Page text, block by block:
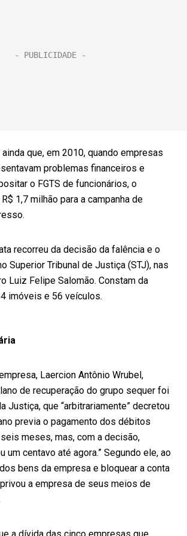
que, em 2010, quando empresas
problemas financeiros e
o FGTS de funcionários, o
1,7 milhão para a campanha de
recorreu da decisão da falência e o
Superior Tribunal de Justiça (STJ), nas
Luiz Felipe Salomão. Constam da
imóveis e 56 veículos.
Laercion Antônio Wrubel,
de recuperação do grupo sequer foi
Justiça, que “arbitrariamente” decretou
previa o pagamento dos débitos
meses, mas, com a decisão,
um centavo até agora.” Segundo ele, ao
bens da empresa e bloquear a conta
a empresa de seus meios de